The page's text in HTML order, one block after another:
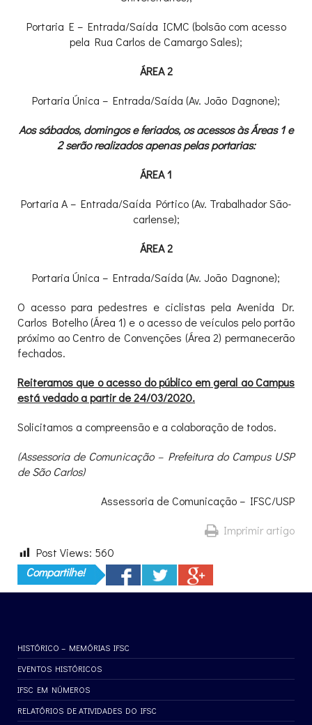
Portaria E – Entrada/Saída ICMC (bolsão com acesso
pela Rua Carlos de Camargo Sales);
ÁREA 2
Portaria Única – Entrada/Saída (Av. João Dagnone);
Aos sábados, domingos e feriados, os acessos às Áreas 1 e
2 serão realizados apenas pelas portarias:
ÁREA 1
Portaria A – Entrada/Saída Pórtico (Av. Trabalhador São-
carlense);
ÁREA 2
Portaria Única – Entrada/Saída (Av. João Dagnone);
O acesso para pedestres e ciclistas pela Avenida Dr.
Carlos Botelho (Área 1) e o acesso de veículos pelo portão
próximo ao Centro de Convenções (Área 2) permanecerão
fechados.
Reiteramos que o acesso do público em geral ao Campus
está vedado a partir de 24/03/2020.
Solicitamos a compreensão e a colaboração de todos.
(Assessoria de Comunicação – Prefeitura do Campus USP
de São Carlos)
Assessoria de Comunicação – IFSC/USP
Imprimir artigo
Post Views: 560
Compartilhe!
HISTÓRICO – MEMÓRIAS IFSC
EVENTOS HISTÓRICOS
IFSC EM NÚMEROS
RELATÓRIOS DE ATIVIDADES DO IFSC